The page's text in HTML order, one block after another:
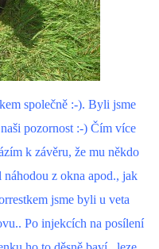
společně :-). Byli jsme
pozornost :-) Čím více
k závěru, že mu někdo
z okna apod., jak
jsme byli u veta
Po injekcích na posílení